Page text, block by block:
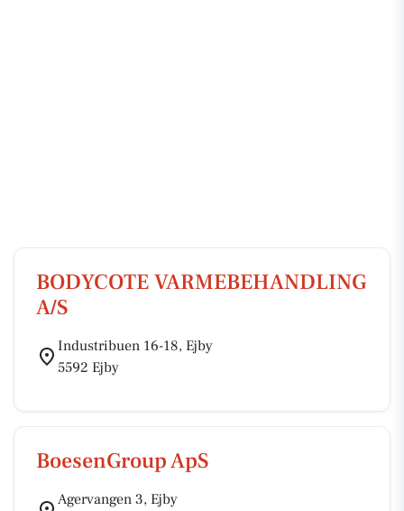
BODYCOTE VARMEBEHANDLING
A/S
Industribuen 16-18, Ejby
5592 Ejby
BoesenGroup ApS
Agervangen 3, Ejby